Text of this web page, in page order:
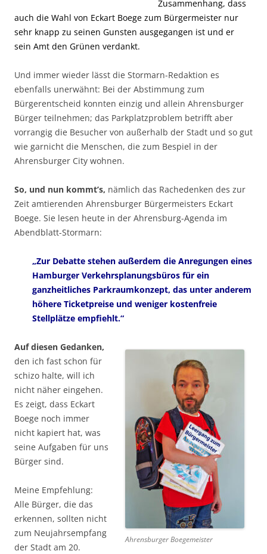
Zusammenhang, dass
auch die Wahl von Eckart Boege zum Bürgermeister nur
sehr knapp zu seinen Gunsten ausgegangen ist und er
sein Amt den Grünen verdankt.
Und immer wieder lässt die Stormarn-Redaktion es
ebenfalls unerwähnt: Bei der Abstimmung zum
Bürgerentscheid konnten einzig und allein Ahrensburger
Bürger teilnehmen; das Parkplatzproblem betrifft aber
vorrangig die Besucher von außerhalb der Stadt und so gut
wie garnicht die Menschen, die zum Bespiel in der
Ahrensburger City wohnen.
So, und nun kommt’s, nämlich das Rachedenken des zur
Zeit amtierenden Ahrensburger Bürgermeisters Eckart
Boege. Sie lesen heute in der Ahrensburg-Agenda im
Abendblatt-Stormarn:
„Zur Debatte stehen außerdem die Anregungen eines
Hamburger Verkehrsplanungsbüros für ein
ganzheitliches Parkraumkonzept, das unter anderem
höhere Ticketpreise und weniger kostenfreie
Stellplätze empfiehlt.“
Ahrensburger Boegemeister
Auf diesen Gedanken,
den ich fast schon für
schizo halte, will ich
nicht näher eingehen.
Es zeigt, dass Eckart
Boege noch immer
nicht kapiert hat, was
seine Aufgaben für uns
Bürger sind.
Meine Empfehlung:
Alle Bürger, die das
erkennen, sollten nicht
zum Neujahrsempfang
der Stadt am 20.